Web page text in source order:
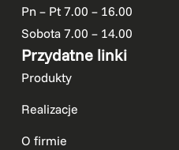
Pn – Pt 7.00 – 16.00
Sobota 7.00 – 14.00
Przydatne linki
Produkty
Realizacje
O firmie